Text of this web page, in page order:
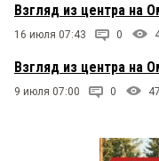
Взгляд из центра на
16 июля 07:43 0
Взгляд из центра на
9 июля 07:00 0